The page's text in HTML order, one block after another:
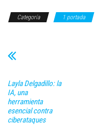
Categoría 1 portada
Layla Delgadillo: la
IA, una
herramienta
esencial contra
ciberataques